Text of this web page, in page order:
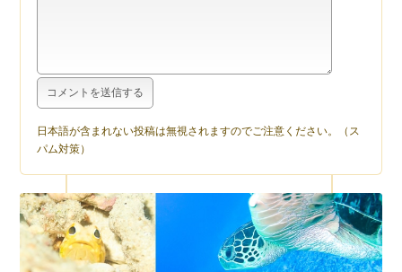
日本語が含まれない投稿は無視されますのでご注意ください。（ス
パム対策）